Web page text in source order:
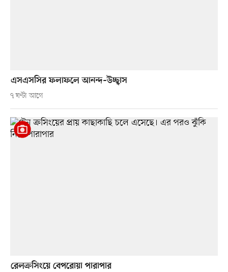
এসএসসির ফলাফলে আনন্দ–উচ্ছ্বাস
৭ ঘণ্টা আগে
রেলক্রসিংয়ে বেপরোয়া পারাপার